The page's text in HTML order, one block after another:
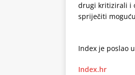
drugi kritizirali i
spriječiti
Index je poslao
Index.hr